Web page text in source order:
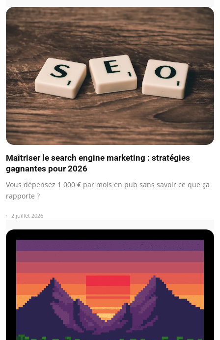
Maîtriser le search engine marketing : stratégies
gagnantes pour 2026
Vous dépensez 1 000 € par mois en pub sans savoir ce que ça
rapporte ?
2 juillet 2026